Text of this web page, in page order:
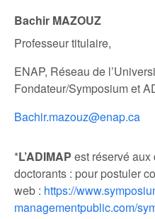
Bachir MAZOUZ
Professeur titulaire,
ENAP, Réseau de
Fondateur/Symposium et
Bachir.mazouz@enap.ca
*L’ADIMAP est réservé aux
doctorants : pour postuler
web : https://
managementpublic.com/